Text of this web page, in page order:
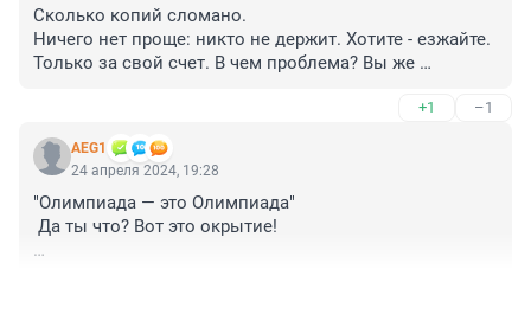
Сколько копий сломано.
Ничего нет проще: никто не держит. Хотите - езжайте.
Только за свой счет. В чем проблема? Вы же
далеко не "патриот", но халяву для типа
"спортсменов" на дух не переношу. С какого перепугу
токарь будет требовать гос. содержания? А для них
это естественно.
+1 –1
AEG1
24 апреля 2024, 19:28
"Олимпиада — это Олимпиада"
Да ты что? Вот это окрытие!